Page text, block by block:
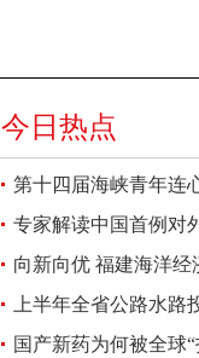
今日热点
第十四届海峡青年连
专家解读中国首例对
向新向优 福建海洋
上半年全省公路水路
国产新药为何被全球“